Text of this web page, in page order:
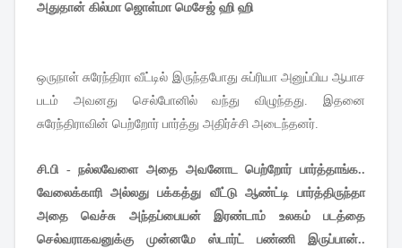
அதுதான் கில்மா ஜொள்மா மெசேஜ் ஹி ஹி
ஒருநாள் சுரேந்திரா வீட்டில் இருந்தபோது சுப்ரியா அனுப்பிய ஆபாச
படம் அவனது செல்போனில் வந்து விழுந்தது. இதனை
சுரேந்திராவின் பெற்றோர் பார்த்து அதிர்ச்சி அடைந்தனர்.
சி.பி - நல்லவேளை அதை அவனோட பெற்றோர் பார்த்தாங்க..
வேலைக்காரி அல்லது பக்கத்து வீட்டு ஆண்ட்டி பார்த்திருந்தா
அதை வெச்சு அந்தப்பையன் இரண்டாம் உலகம் படத்தை
செல்வராகவனுக்கு முன்னமே ஸ்டார்ட் பண்ணி இருப்பான்..